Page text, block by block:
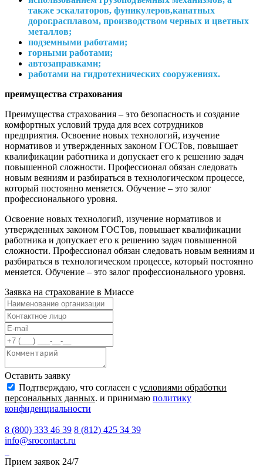
также эскалаторов, фуникулеров,канатных
дорог.расплавом, производством черных и цветных
металлов;
подземными работами;
горными работами;
автозаправками;
работами на гидротехнических сооружениях.
преимущества страхования
Преимущества страхования – это безопасность и создание
комфортных условий труда для всех сотрудников
предприятия. Освоение новых технологий, изучение
нормативов и утвержденных законом ГОСТов, повышает
квалификации работника и допускает его к решению задач
повышенной сложности. Профессионал обязан следовать
новым веяниям и разбираться в технологическом процессе,
который постоянно меняется. Обучение – это залог
профессионального уровня.
Освоение новых технологий, изучение нормативов и
утвержденных законом ГОСТов, повышает квалификации
работника и допускает его к решению задач повышенной
сложности. Профессионал обязан следовать новым веяниям и
разбираться в технологическом процессе, который постоянно
меняется. Обучение – это залог профессионального уровня.
Заявка на страхование в Миассе
Оставить заявку
Подтверждаю, что согласен с условиями обработки
персональных данных. и принимаю политику
конфиденциальности
8 (800) 333 46 39 8 (812) 425 34 39
info@srocontact.ru
Прием заявок 24/7